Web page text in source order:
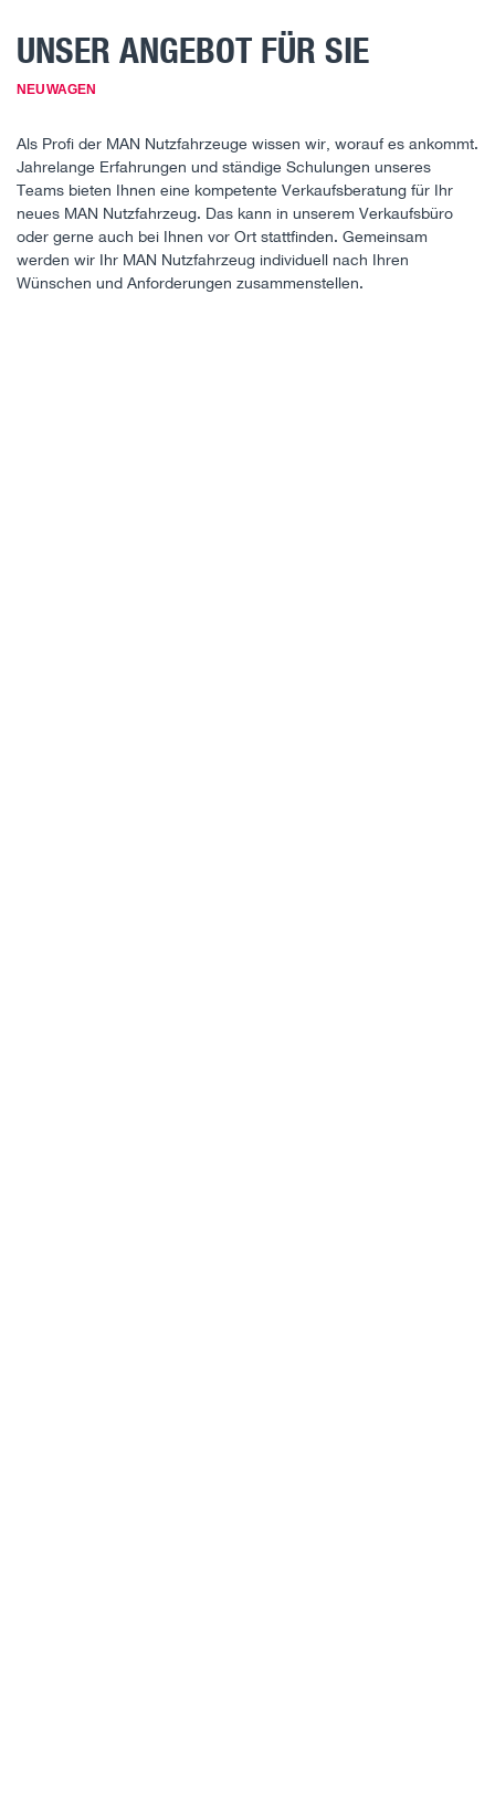
UNSER ANGEBOT FÜR SIE
NEUWAGEN
Als Profi der MAN Nutzfahrzeuge wissen wir, worauf es ankommt.
Jahrelange Erfahrungen und ständige Schulungen unseres
Teams bieten Ihnen eine kompetente Verkaufsberatung für Ihr
neues MAN Nutzfahrzeug. Das kann in unserem Verkaufsbüro
oder gerne auch bei Ihnen vor Ort stattfinden. Gemeinsam
werden wir Ihr MAN Nutzfahrzeug individuell nach Ihren
Wünschen und Anforderungen zusammenstellen.